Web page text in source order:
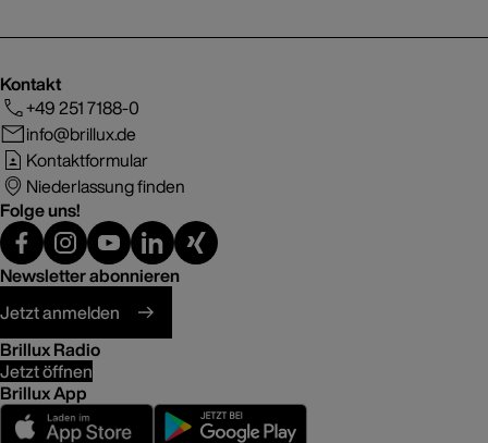
Kontakt
+49 251 7188-0
info@brillux.de
Kontaktformular
Niederlassung finden
Folge uns!
Newsletter abonnieren
Jetzt anmelden
Brillux Radio
Jetzt öffnen
Brillux App